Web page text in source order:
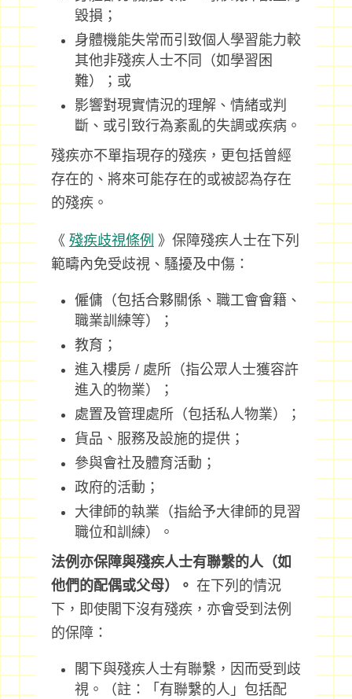
毀損；
身體機能失常而引致個人學習能力較
其他非殘疾人士不同（如學習困
難）；或
影響對現實情況的理解、情緒或判
斷、或引致行為紊亂的失調或疾病。
殘疾亦不單指現存的殘疾，更包括曾經
存在的、將來可能存在的或被認為存在
的殘疾。
《 殘疾歧視條例 》保障殘疾人士在下列
範疇內免受歧視、騷擾及中傷：
僱傭（包括合夥關係、職工會會籍、
職業訓練等）；
教育；
進入樓房 / 處所（指公眾人士獲容許
進入的物業）；
處置及管理處所（包括私人物業）；
貨品、服務及設施的提供；
參與會社及體育活動；
政府的活動；
大律師的執業（指給予大律師的見習
職位和訓練）。
法例亦保障與殘疾人士有聯繫的人（如
他們的配偶或父母）。 在下列的情況
下，即使閣下沒有殘疾，亦會受到法例
的保障：
閣下與殘疾人士有聯繫，因而受到歧
視。（註：「有聯繫的人」包括配